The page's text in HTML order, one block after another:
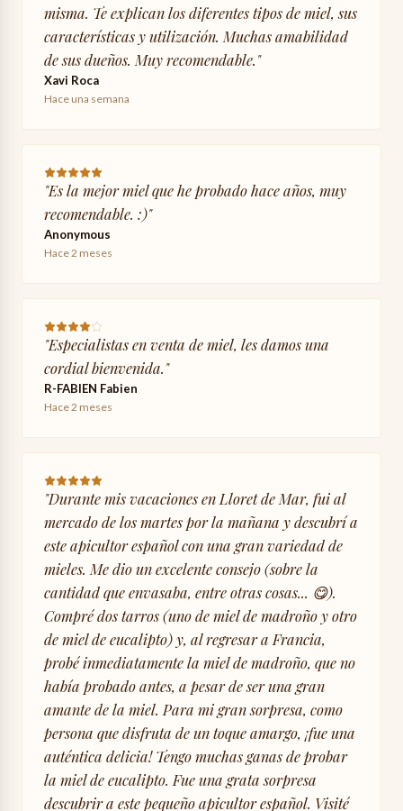
misma. Te explican los diferentes tipos de miel, sus
características y utilización. Muchas amabilidad
de sus dueños. Muy recomendable."
Xavi Roca
Hace una semana
"Es la mejor miel que he probado hace años, muy
recomendable. :)"
Anonymous
Hace 2 meses
"Especialistas en venta de miel, les damos una
cordial bienvenida."
R-FABIEN Fabien
Hace 2 meses
"Durante mis vacaciones en Lloret de Mar, fui al
mercado de los martes por la mañana y descubrí a
este apicultor español con una gran variedad de
mieles. Me dio un excelente consejo (sobre la
cantidad que envasaba, entre otras cosas... 😋).
Compré dos tarros (uno de miel de madroño y otro
de miel de eucalipto) y, al regresar a Francia,
probé inmediatamente la miel de madroño, que no
había probado antes, a pesar de ser una gran
amante de la miel. Para mi gran sorpresa, como
persona que disfruta de un toque amargo, ¡fue una
auténtica delicia! Tengo muchas ganas de probar
la miel de eucalipto. Fue una grata sorpresa
descubrir a este pequeño apicultor español. Visité